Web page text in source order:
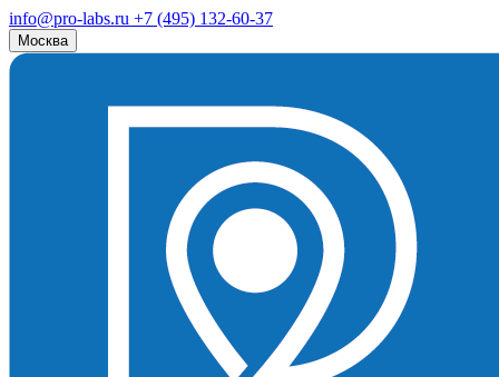
info@pro-labs.ru +7 (495) 132-60-37
Москва